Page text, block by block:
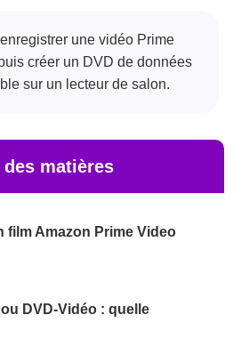
une vidéo Prime
créer un DVD de données
sur un lecteur de salon.
des matières
film Amazon Prime Video
DVD-Vidéo : quelle